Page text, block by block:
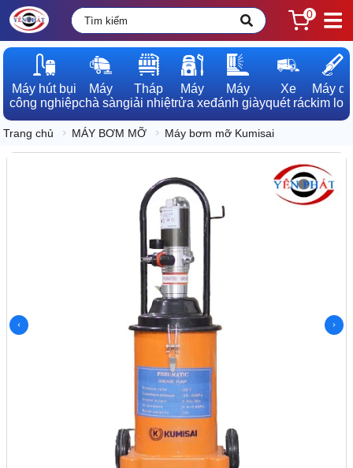
0
Máy hút bụi
công nghiệp
Máy
chà sàn
Tháp
giải nhiệt
Máy
rửa xe
Máy
đánh giày
Xe
quét rác
Máy dò
kim loại
Trang chủ MÁY BƠM MỠ Máy bơm mỡ Kumisai